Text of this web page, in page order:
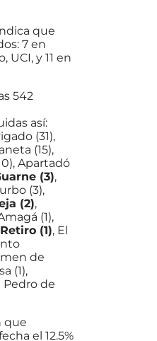
que
7 en
y 11 en
542
así:
(31),
(15),
Apartadó
(3),
(3),
(2),
(1),
(1), El
de
(1),
Pedro de
que
el 12.5%